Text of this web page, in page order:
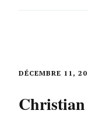
DÉCEMBRE 11,